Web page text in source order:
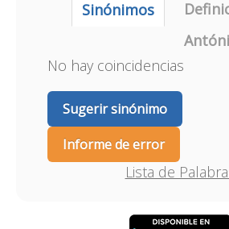
Sinónimos
No hay coincidencias
Sugerir sinónimo
Informe de error
Lista de